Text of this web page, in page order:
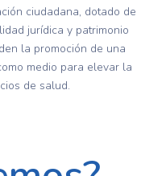
ciudadana, dotado de
jurídica y patrimonio
la promoción de una
medio para elevar la
de salud.